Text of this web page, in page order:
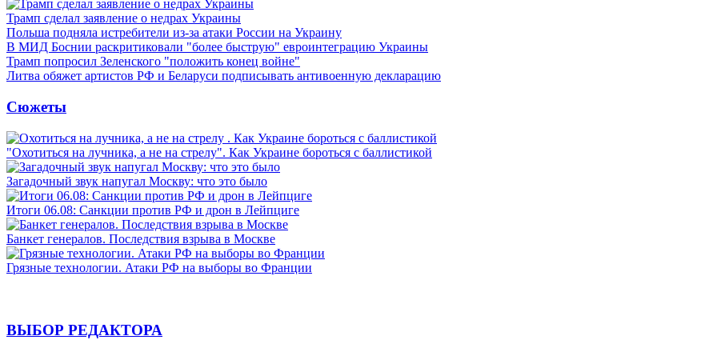
Трамп сделал заявление о недрах Украины
Польша подняла истребители из-за атаки России на Украину
В МИД Боснии раскритиковали "более быструю" евроинтеграцию Украины
Трамп попросил Зеленского "положить конец войне"
Литва обяжет артистов РФ и Беларуси подписывать антивоенную декларацию
Сюжеты
"Охотиться на лучника, а не на стрелу". Как Украине бороться с баллистикой
Загадочный звук напугал Москву: что это было
Итоги 06.08: Санкции против РФ и дрон в Лейпциге
Банкет генералов. Последствия взрыва в Москве
Грязные технологии. Атаки РФ на выборы во Франции
ВЫБОР РЕДАКТОРА